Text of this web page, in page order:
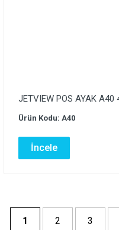
JETVIEW POS AYAK A40
Ürün Kodu: A40
İncele
1 2 3